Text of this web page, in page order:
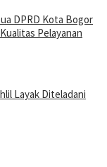
DPRD Kota Bogor
Pelayanan
Layak Diteladani